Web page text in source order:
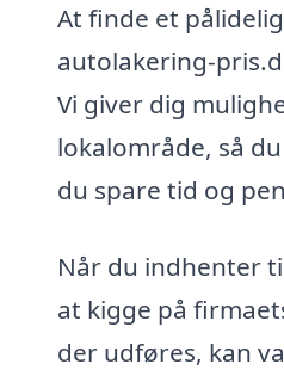
At finde et
autolakering-
Vi giver dig
lokalområde, så
du spare tid og
Når du indhenter
at kigge på
der udføres, kan